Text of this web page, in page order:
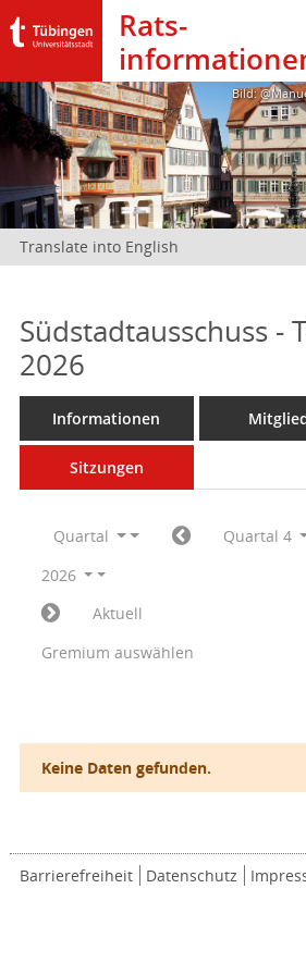
Rats­
Bild:
Translate into English
Südstadtausschuss -
2026
Informationen
Sitzungen
Quartal
Quartal 4
2026
Aktuell
Gremium auswählen
Keine Daten gefunden.
Barrierefreiheit Datenschutz